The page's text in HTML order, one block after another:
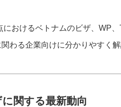
おけるベトナムのビザ、WP
わる企業向けに分かりやすく解
関する最新動向